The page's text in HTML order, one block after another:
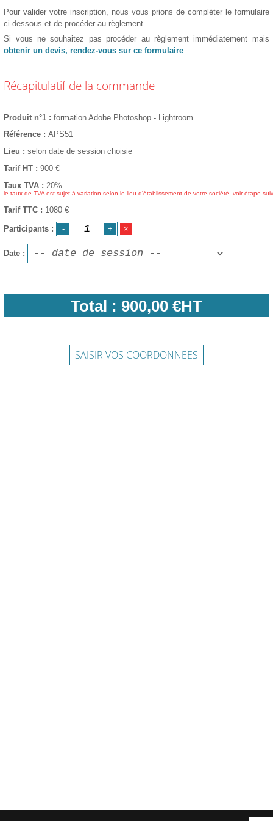
Pour valider votre inscription, nous vous prions de compléter le formulaire
ci-dessous et de procéder au règlement.
Si vous ne souhaitez pas procéder au règlement immédiatement mais
obtenir un devis, rendez-vous sur ce formulaire
Récapitulatif de la commande
Produit n°1
formation Adobe Photoshop - Lightroom
Référence
APS51
Lieu
selon date de session choisie
Tarif HT
900 €
Taux TVA
20%
le taux de TVA est sujet à variation selon le lieu d'établissement de votre société, voir étape
Tarif TTC 1080 €
Participants
Date
Total : 900,00 €HT
SAISIR VOS COORDONNEES